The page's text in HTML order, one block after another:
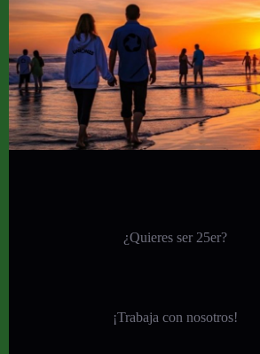
¿Quieres ser 25er?
¡Trabaja con nosotros!